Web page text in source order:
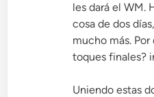
les dará el WM.
cosa de dos
mucho más.
toques finales?
Uniendo estas